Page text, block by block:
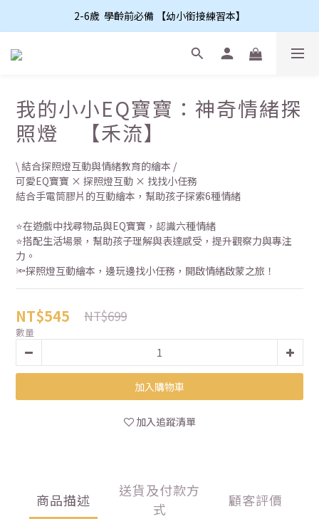
2-6歲  學齡前必備 【幼小銜接練習本】
我的小小EQ寶寶：神奇情緒探
照燈 【禾流】
\ 結合探照燈互動與情緒教育的繪本 /
可愛EQ寶寶 × 探照燈互動 × 找找小任務
結合手電筒膠片的互動繪本，幫助孩子探索6種情緒
⭐在遊戲中找尋物品與EQ寶寶，認識六種情緒
⭐搭配生活場景，幫助孩子理解與表達感受，提升觀察力與專注
力。
🔦探照燈互動繪本，邊玩邊找小任務，開啟情緒啟蒙之旅！
NT$545 NT$699
數量
加入購物車
加入追蹤清單
商品描述
送貨及付款方
式
顧客評價